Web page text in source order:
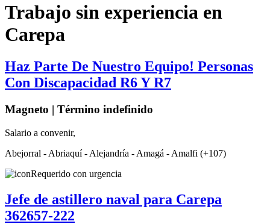
Trabajo sin experiencia en
Carepa
Haz Parte De Nuestro Equipo! Personas
Con Discapacidad R6 Y R7
Magneto | Término indefinido
Salario a convenir,
Abejorral - Abriaquí - Alejandría - Amagá - Amalfi (+107)
Requerido con urgencia
Jefe de astillero naval para Carepa
362657-222